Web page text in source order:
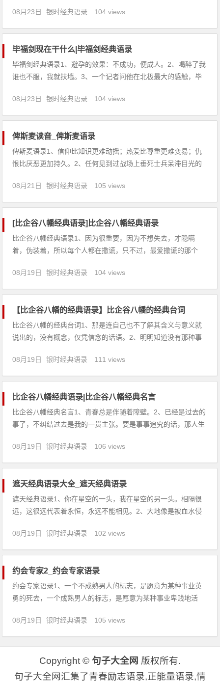
真不知道我文武双全！5、老爸您老人家走路的姿势也太拉风了
吧！老爸我向来都很低调！只是你们经常给我掌声和尖！6、第
08月23日 银时经典语录 104 views
毕福剑现在干什么|毕福剑经典语录
毕福剑经典语录1、避孕的效果：不成功，便成人。2、喝醉了我
谁也不服，我就扶墙。3、一个记者问他在北极最大的感触，毕
明，出路没有。5、沉默寡言，并非装酷，只是把废话临口吞
下。6、盛世之光照耀百姓舞台，和谐大道喜看百花盛开，欢迎
08月23日 银时经典语录 104 views
俾斯麦读音_俾斯麦语录
俾斯麦语录1、信仰比知识更难动摇；热爱比尊重更难变易；仇
恨比厌恶更加持久。2、任何见到过战场上垂死士兵呆滞目光的
世界上变革的最强推动力不是统治群众的科学认识，而是赋予群
众以力量的狂热，有时甚至是驱赶民众向前的歇斯底里。5、真
08月21日 银时经典语录 105 views
[比企谷八幡经典语录]比企谷八幡经典语录
比企谷八幡经典语录1、因为很重要，因为不想失去，才隐瞒
着，伪装着，所以每个人都在撒谎，只不过，最爱撒谎的那个
张。要是事事追究的话，那人生就只因为这些事一片黯淡了。
3、跟上司去出差的话，不管是住宿还是晚餐，自己都做不了
08月19日 银时经典语录 104 views
【比企谷八幡的经典语录】比企谷八幡的经典台词
比企谷八幡的经典台词1、那是连自己也不了解其含义与意义就
说出的，没有概念，仅凭信念的话语。2、明明知道没有那种事
便如此还是左思右想，痛苦不堪，不断挣扎。3、被孤立起来，
孤身一人本身没什么问题。关键是，怀着恶意使别人孤立自己。
08月19日 银时经典语录 111 views
比企谷八幡经典语录|比企谷八幡经典名言
比企谷八幡经典名言1、青春总是伴随着障壁。2、已经是过去的
事了，不纠结过去是我的一贯主张。要是事事追究的话，那人生
不切实际的。4、就像替身使者之间会相互吸引，孤立者似乎也
善于发现孤立者。5、同样的地点，同样的人物，一起度过同样
08月19日 银时经典语录 106 views
遮天经典语录大全_遮天经典语录
遮天经典语录1、你在星空的一头，我在星空的另一头。相隔很
远，这很远代表着永恒，永远不能相见。2、大地像是被血水侵
星矗立着一些巨大的岩石，放眼望去犹如一座座墓碑。3、遥想
当年，帝尊年少，不死还穿开裆裤，唯贫道独尊，指点江山，睥
08月19日 银时经典语录 102 views
约会专家2_约会专家语录
约会专家语录1、一个不成熟男人的标志，是愿意为某种事业英
勇的死去，一个成熟男人的标志，是愿意为某种事业卑贱地活
啊。2、女人感动未必就是动心，公平竞争未必就是公平，争执
斗气，也不能说这不是爱情，人们本身就是矛盾体，心里想的不
说，说的又不愿去做
08月19日 银时经典语录 105 views
Copyright © 句子大全网 版权所有.
句子大全网汇集了青春励志语录,正能量语录,情